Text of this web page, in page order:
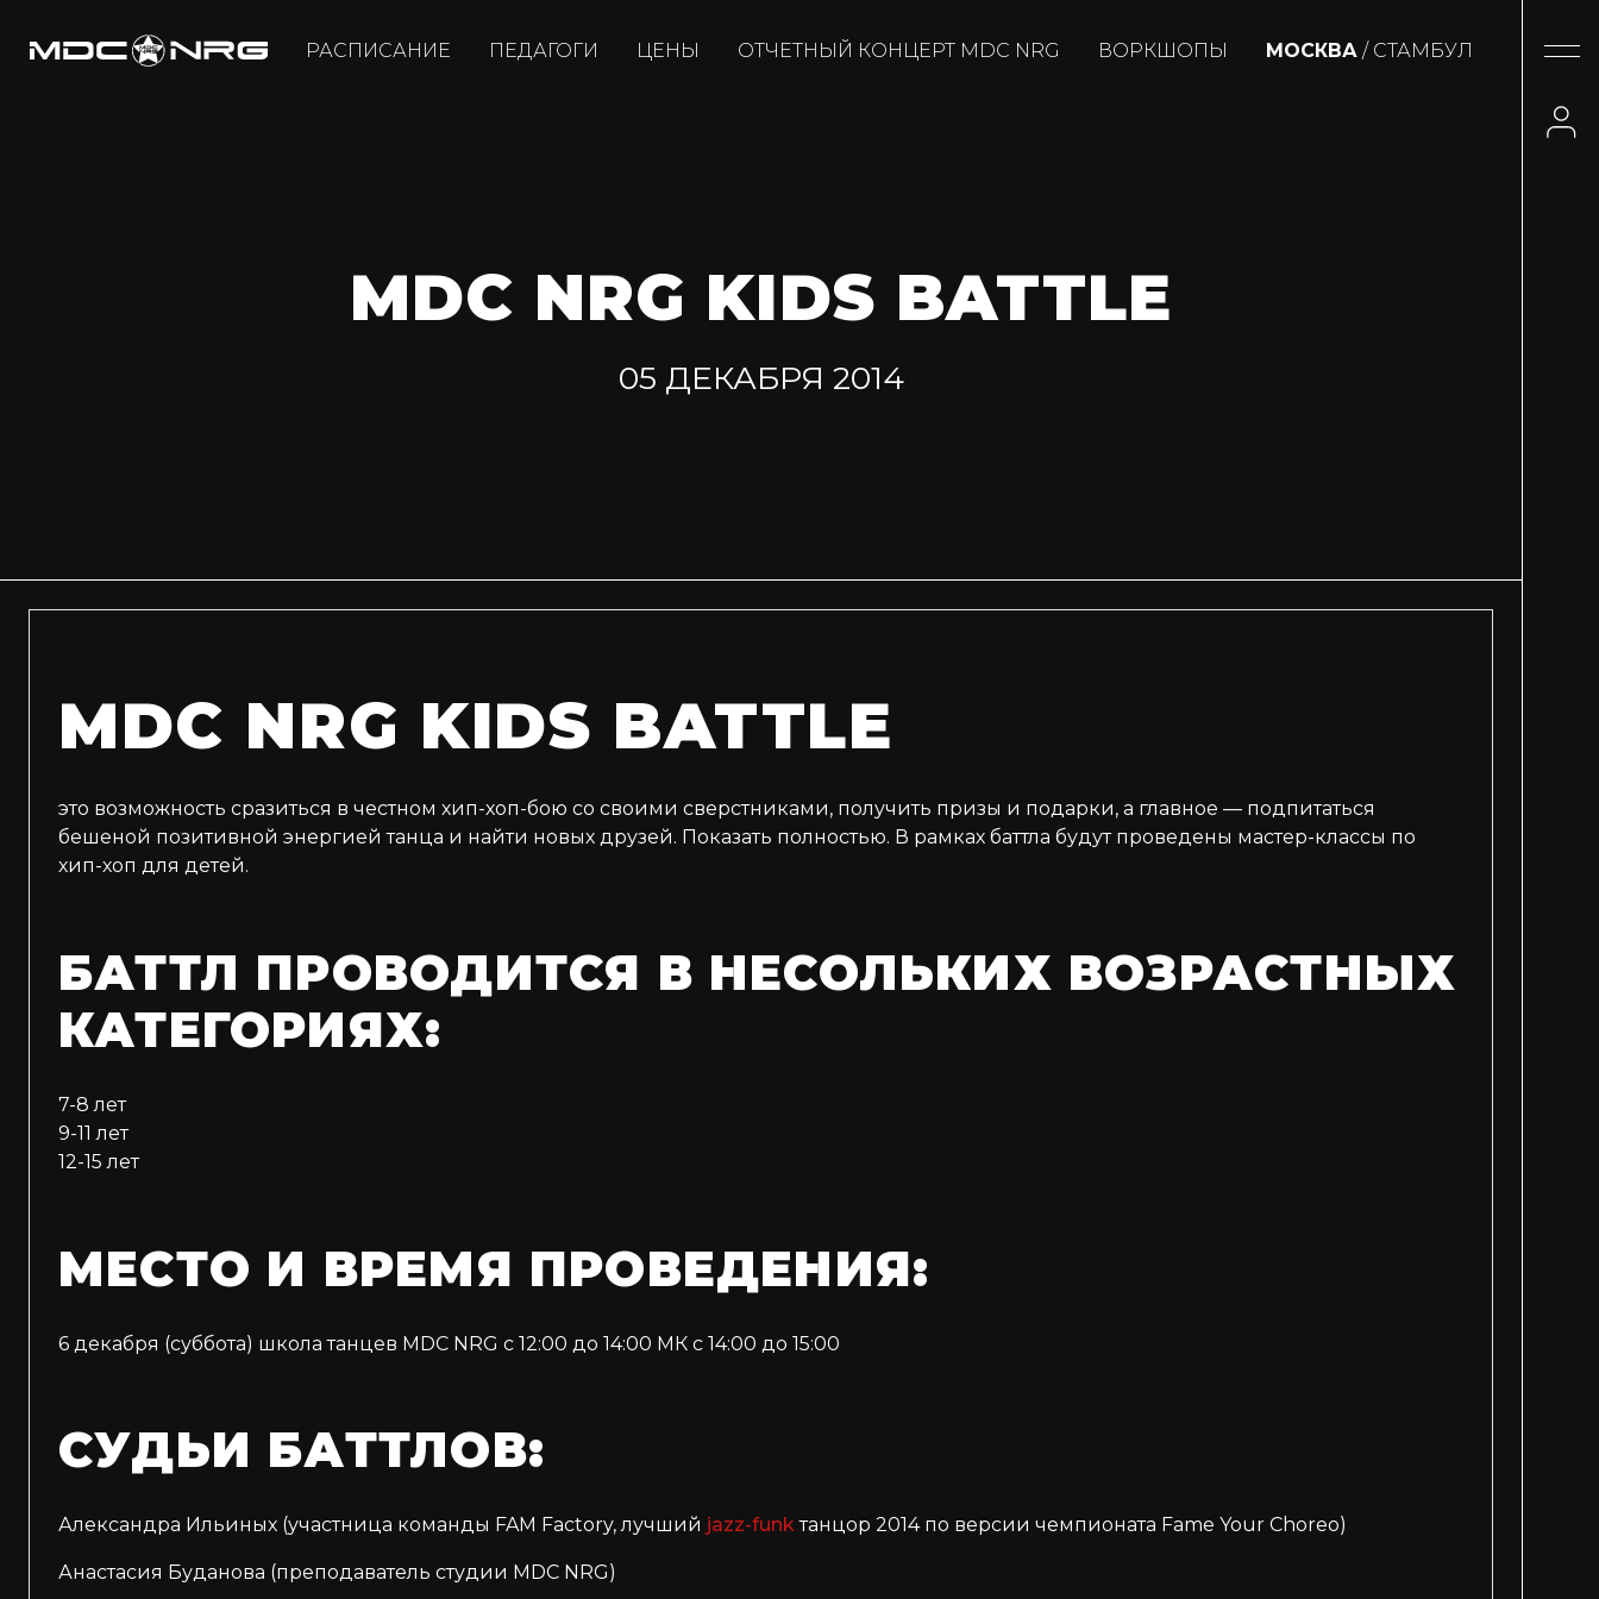
РАСПИСАНИЕ ПЕДАГОГИ ЦЕНЫ ОТЧЕТНЫЙ КОНЦЕРТ MDC NRG ВОРКШОПЫ МОСКВА / СТАМБУЛ
MDC NRG KIDS BATTLE
05 ДЕКАБРЯ 2014
MDC NRG KIDS BATTLE
это возможность сразиться в честном хип-хоп-бою со своими сверстниками, получить призы и подарки, а главное — подпитаться
бешеной позитивной энергией танца и найти новых друзей. Показать полностью. В рамках баттла будут проведены мастер-классы по
хип-хоп для детей.
БАТТЛ ПРОВОДИТСЯ В НЕСОЛЬКИХ ВОЗРАСТНЫХ
КАТЕГОРИЯХ:
7-8 лет
9-11 лет
12-15 лет
МЕСТО И ВРЕМЯ ПРОВЕДЕНИЯ:
6 декабря (суббота) школа танцев MDC NRG с 12:00 до 14:00 МК с 14:00 до 15:00
СУДЬИ БАТТЛОВ:
Александра Ильиных (участница команды FAM Factory, лучший jazz-funkтанцор 2014 по версии чемпионата Fame Your Choreo)
Анастасия Буданова (преподаватель студии MDC NRG)